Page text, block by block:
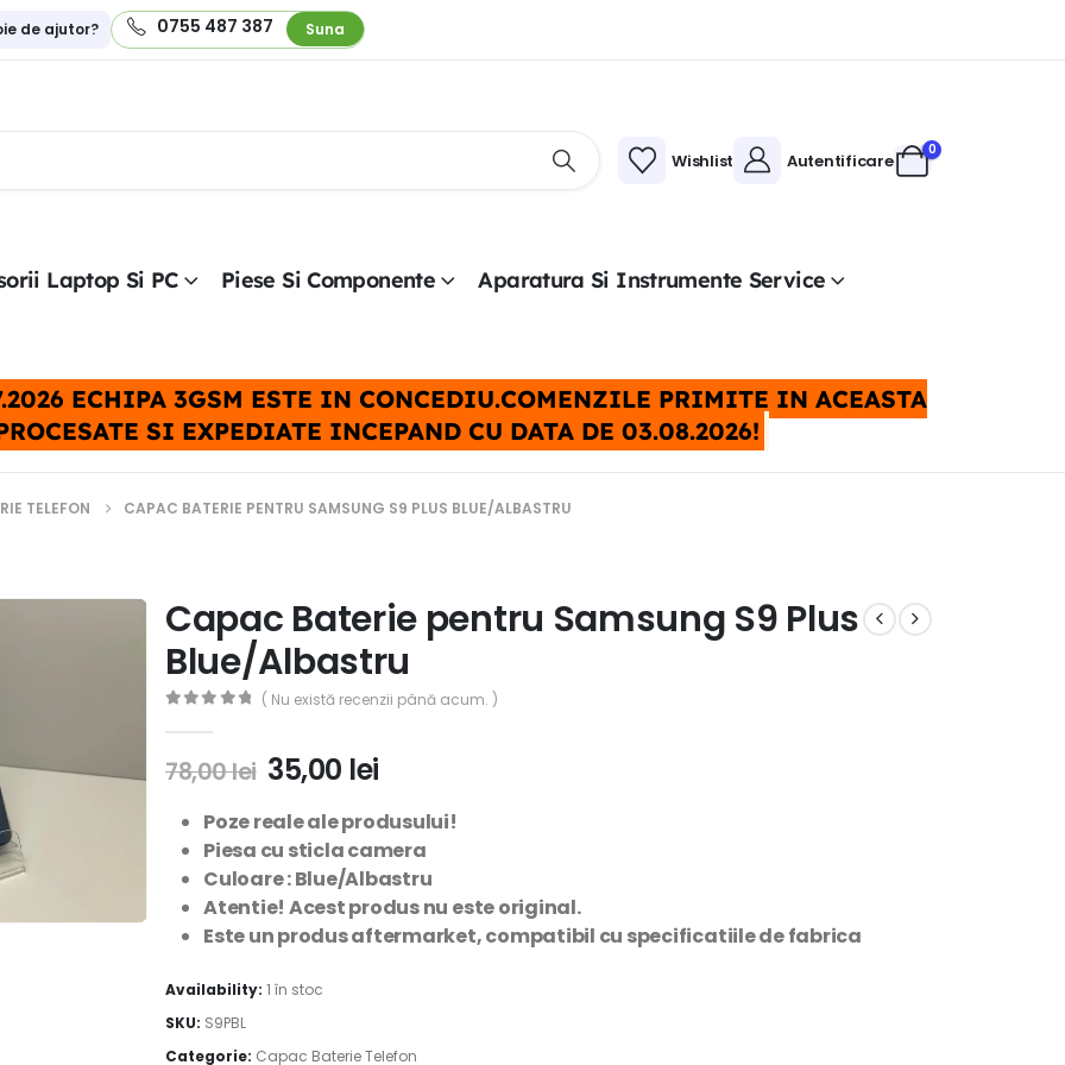
de ajutor? 0755 487 387 Suna
Wishlist Autentificare
0
Laptop Si PC Piese Si Componente Aparatura Si Instrumente Service
ECHIPA 3GSM ESTE IN CONCEDIU.COMENZILE PRIMITE IN ACEASTA
SI EXPEDIATE INCEPAND CU DATA DE 03.08.2026!
TELEFON CAPAC BATERIE PENTRU SAMSUNG S9 PLUS BLUE/ALBASTRU
Capac Baterie pentru Samsung S9 Plus
Blue/Albastru
( Nu există recenzii până acum. )
78,00lei 35,00 lei
Poze reale ale produsului!
Piesa cu sticla camera
Culoare : Blue/Albastru
Atentie! Acest produs nu este original.
Este un produs aftermarket, compatibil cu specificatiile de fabrica
Availability: 1 în stoc
SKU: S9PBL
Categorie: Capac Baterie Telefon